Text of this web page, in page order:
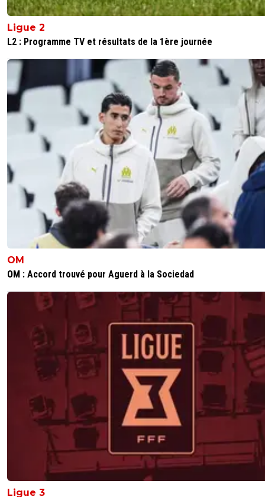
Ligue 2
L2 : Programme TV et résultats de la 1ère journée
OM
OM : Accord trouvé pour Aguerd à la Sociedad
Ligue 3